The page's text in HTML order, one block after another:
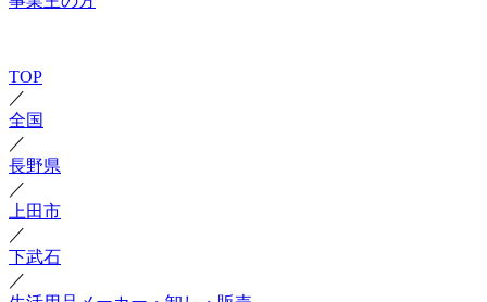
TOP
／
全国
／
長野県
／
上田市
／
下武石
／